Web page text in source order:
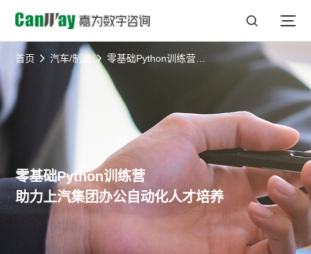
零基础Python训练营
助力上汽集团办公自动化人才培养
首页 汽车/制造